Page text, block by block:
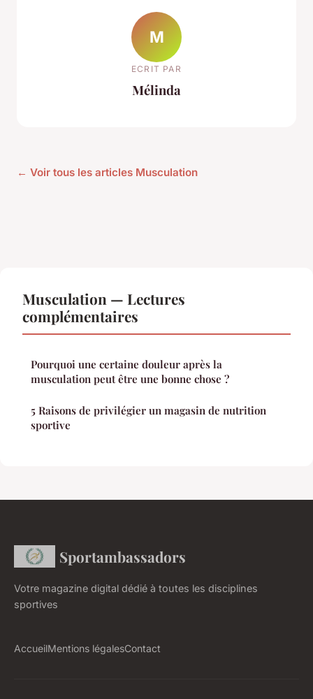
M
ECRIT PAR
Mélinda
← Voir tous les articles Musculation
Musculation — Lectures
complémentaires
Pourquoi une certaine douleur après la
musculation peut être une bonne chose ?
5 Raisons de privilégier un magasin de nutrition
sportive
Sportambassadors
Votre magazine digital dédié à toutes les disciplines
sportives
AccueilMentions légalesContact